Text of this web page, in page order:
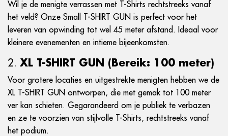
Wil je de menigte verrassen met T-Shirts rechtstreeks vanaf
het veld? Onze Small T-SHIRT GUN is perfect voor het
leveren van opwinding tot wel 45 meter afstand. Ideaal voor
kleinere evenementen en intieme bijeenkomsten.
2. XL T-SHIRT GUN (Bereik: 100 meter)
Voor grotere locaties en uitgestrekte menigten hebben we de
XL T-SHIRT GUN ontworpen, die met gemak tot 100 meter
ver kan schieten. Gegarandeerd om je publiek te verbazen
en ze te voorzien van stijlvolle T-Shirts, rechtstreeks vanaf
het podium.